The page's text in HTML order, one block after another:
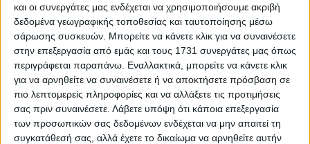
και οι συνεργάτες μας ενδέχεται να χρησιμοποιήσουμε ακριβή
δεδομένα γεωγραφικής τοποθεσίας και ταυτοποίησης μέσω
σάρωσης συσκευών. Μπορείτε να κάνετε κλικ για να συναινέσετε
στην επεξεργασία από εμάς και τους 1731 συνεργάτες μας όπως
περιγράφεται παραπάνω. Εναλλακτικά, μπορείτε να κάνετε κλικ
για να αρνηθείτε να συναινέσετε ή να αποκτήσετε πρόσβαση σε
πιο λεπτομερείς πληροφορίες και να αλλάξετε τις προτιμήσεις
σας πριν συναινέσετε. Λάβετε υπόψη ότι κάποια επεξεργασία
των προσωπικών σας δεδομένων ενδέχεται να μην απαιτεί τη
συγκατάθεσή σας, αλλά έχετε το δικαίωμα να αρνηθείτε αυτήν